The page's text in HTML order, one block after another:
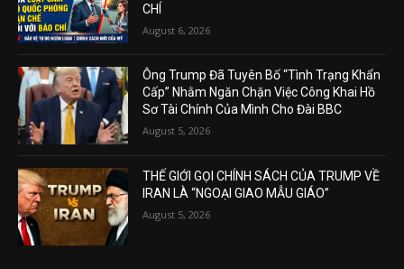
CHÍ
August 6, 2026
Ông Trump Đã Tuyên Bố “Tình Trạng Khẩn
Cấp” Nhằm Ngăn Chặn Việc Công Khai Hồ
Sơ Tài Chính Của Mình Cho Đài BBC
August 5, 2026
THẾ GIỚI GỌI CHÍNH SÁCH CỦA TRUMP VỀ
IRAN LÀ “NGOẠI GIAO MẪU GIÁO”
August 5, 2026